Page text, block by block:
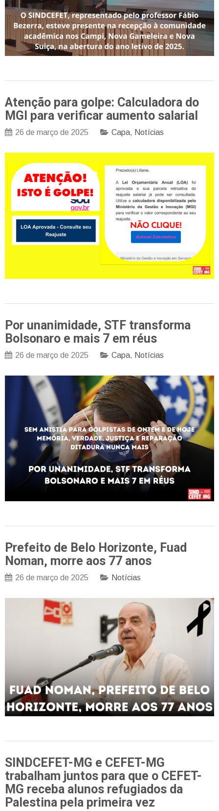
Atenção para golpe: Calculadora do
MGI para verificar aumento salarial
26 de março de 2025 Capa, Notícias
Por unanimidade, STF transforma
Bolsonaro e mais 7 em réus
26 de março de 2025 Capa, Notícias
Prefeito de Belo Horizonte, Fuad
Noman, morre aos 77 anos
26 de março de 2025 Notícias
SINDCEFET-MG e CEFET-MG
trabalham juntos para que o CEFET-
MG receba alunos refugiados da
Palestina pela primeira vez